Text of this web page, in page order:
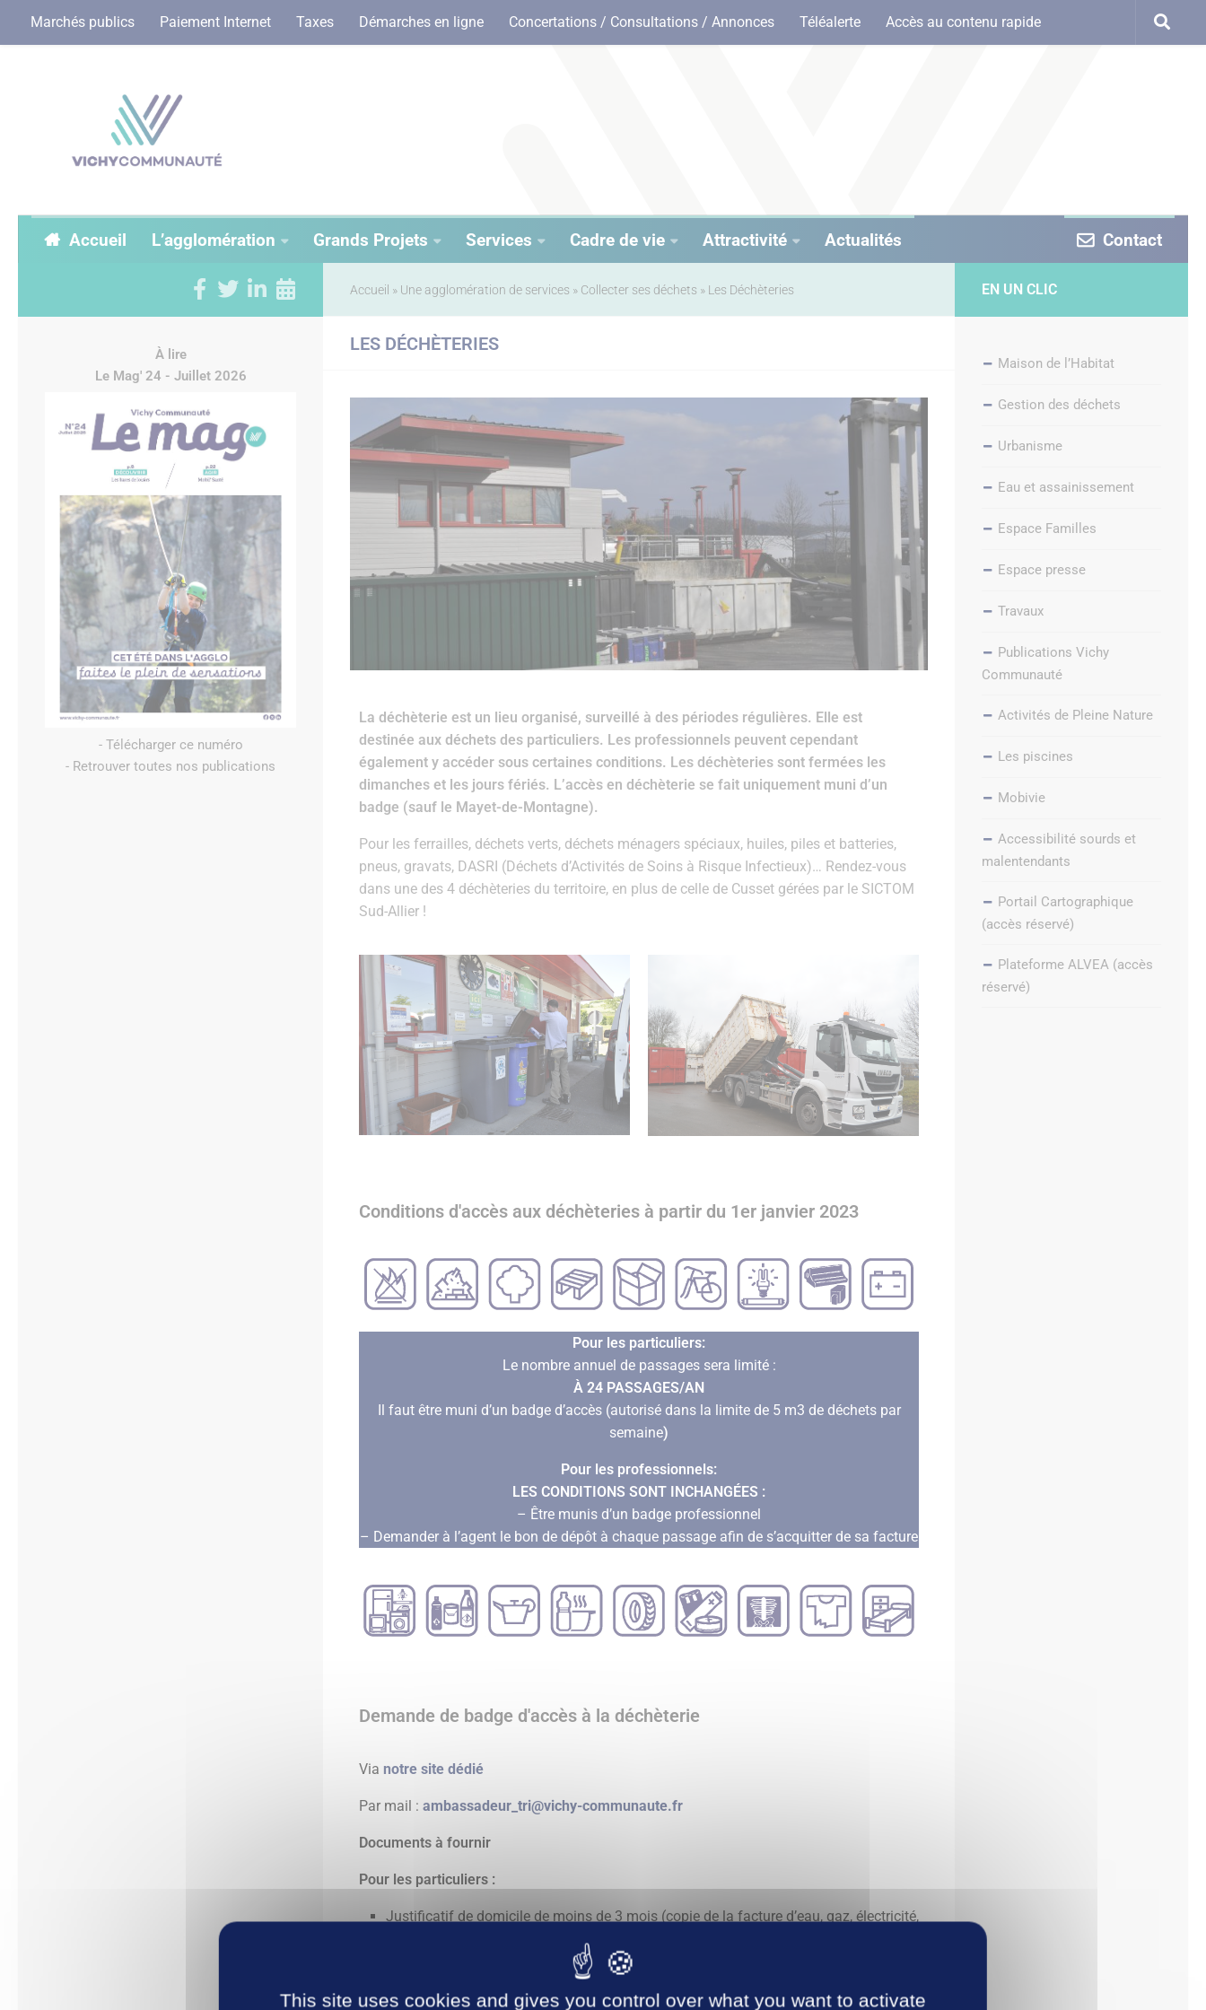
Marchés publics Paiement Internet Taxes Démarches en ligne Concertations / Consultations / Annonces Téléalerte Accès au contenu rapide
Accueil L’agglomération Grands Projets Services Cadre de vie Attractivité Actualités Contact
Accueil » Une agglomération de services » Collecter ses déchets » Les Déchèteries
LES DÉCHÈTERIES
La déchèterie est un lieu organisé, surveillé à des périodes régulières. Elle est
destinée aux déchets des particuliers. Les professionnels peuvent cependant
également y accéder sous certaines conditions. Les déchèteries sont fermées les
dimanches et les jours fériés. L’accès en déchèterie se fait uniquement muni d’un
badge (sauf le Mayet-de-Montagne).
Pour les ferrailles, déchets verts, déchets ménagers spéciaux, huiles, piles et batteries,
pneus, gravats, DASRI (Déchets d’Activités de Soins à Risque Infectieux)… Rendez-vous
dans une des 4 déchèteries du territoire, en plus de celle de Cusset gérées par le SICTOM
Sud-Allier !
Conditions d'accès aux déchèteries à partir du 1er janvier 2023
Pour les particuliers:
Le nombre annuel de passages sera limité :
À 24 PASSAGES/AN
Il faut être muni d’un badge d’accès (autorisé dans la limite de 5 m3 de déchets par
semaine)
Pour les professionnels:
LES CONDITIONS SONT INCHANGÉES :
– Être munis d’un badge professionnel
– Demander à l’agent le bon de dépôt à chaque passage afin de s’acquitter de sa facture
Demande de badge d'accès à la déchèterie
Via notre site dédié
Par mail : ambassadeur_tri@vichy-communaute.fr
Documents à fournir
Pour les particuliers :
Justificatif de domicile de moins de 3 mois (copie de la facture d’eau, gaz, électricité,
Pièce d’identité (copie de la carte d’identité, passeport ou permis de conduire)
Photocopie(s) cartes(s) grise(s)
À lire
Le Mag' 24 - Juillet 2026
- Télécharger ce numéro
- Retrouver toutes nos publications
EN UN CLIC
Maison de l’Habitat
Gestion des déchets
Urbanisme
Eau et assainissement
Espace Familles
Espace presse
Travaux
Publications Vichy
Communauté
Activités de Pleine Nature
Les piscines
Mobivie
Accessibilité sourds et
malentendants
Portail Cartographique
(accès réservé)
Plateforme ALVEA (accès
réservé)
This site uses cookies and gives you control over what you want to activate